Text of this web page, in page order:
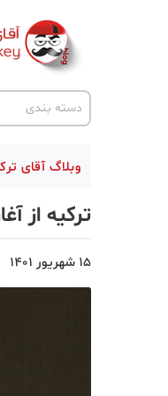
دسته بندی
اخبار ترکیه
ترکیه گردی
جاذبه گردشگری
حقوقی
وبلاگ آقای
ترکیه از
15 شهریور 1401